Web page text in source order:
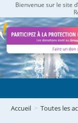
to
content
Bienvenue sur le site
Accueil > Toutes les